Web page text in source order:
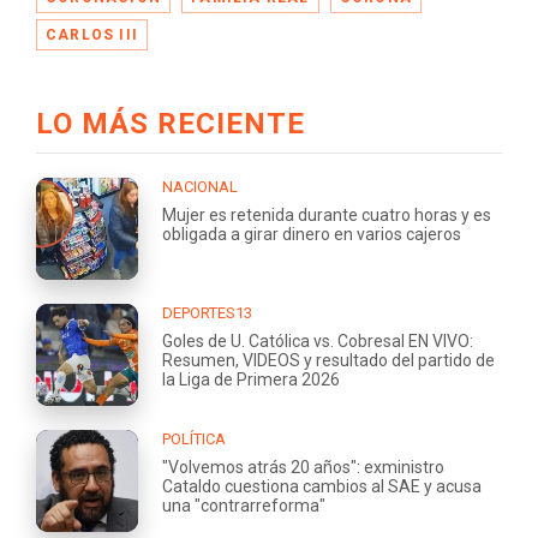
CARLOS III
LO MÁS RECIENTE
NACIONAL
Mujer es retenida durante cuatro horas y es
obligada a girar dinero en varios cajeros
DEPORTES13
Goles de U. Católica vs. Cobresal EN VIVO:
Resumen, VIDEOS y resultado del partido de
la Liga de Primera 2026
POLÍTICA
"Volvemos atrás 20 años": exministro
Cataldo cuestiona cambios al SAE y acusa
una "contrarreforma"